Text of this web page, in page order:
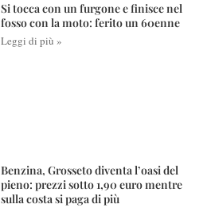
Si tocca con un furgone e finisce nel
fosso con la moto: ferito un 60enne
Leggi di più »
Benzina, Grosseto diventa l’oasi del
pieno: prezzi sotto 1,90 euro mentre
sulla costa si paga di più